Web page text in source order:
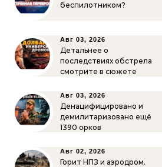
беспилотником?
Авг 03, 2026
Детальнее о
последствиях обстрела
смотрите в сюжете
Авг 03, 2026
Денацифицировано и
демилитаризовано ещё
1390 орков
Авг 02, 2026
Горит НПЗ и аэродром.